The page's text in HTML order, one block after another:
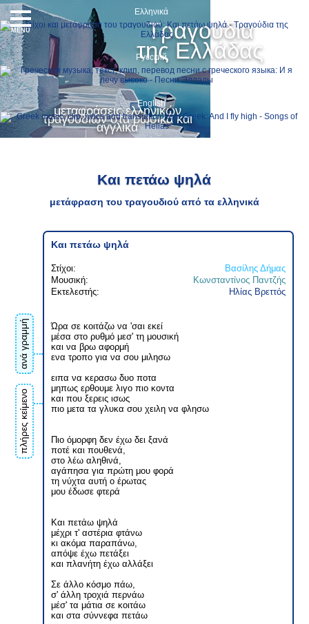
Τραγούδια
της Ελλάδας
μεταφράσεις ελληνικών
τραγουδιών στα ρωσικά και
αγγλικά
Ελληνικά
Русский
English
MENU
Και πετάω ψηλά
μετάφραση του τραγουδιού από τα ελληνικά
ανά γραμμή
πλήρες κείμενο
Και πετάω ψηλά
Στίχοι:
Βασίλης Δήμας
Μουσική:
Κωνσταντίνος Παντζής
Εκτελεστής:
Ηλίας Βρεττός
Ώρα σε κοιτάζω να 'σαι εκεί
μέσα στο ρυθμό μεσ' τη μουσική
και να βρω αφορμή
ενα τροπο για να σου μιλησω
ειπα να κερασω δυο ποτα
μηπως ερθουμε λιγο πιο κοντα
και που ξερεις ισως
πιο μετα τα γλυκα σου χειλη να φλησω
Πιο όμορφη δεν έχω δει ξανά
ποτέ και πουθενά,
στο λέω αληθινά,
αγάπησα για πρώτη μου φορά
τη νύχτα αυτή ο έρωτας
μου έδωσε φτερά
Και πετάω ψηλά
μέχρι τ' αστέρια φτάνω
κι ακόμα παραπάνω,
απόψε έχω πετάξει
και πλανήτη έχω αλλάξει
Σε άλλο κόσμο πάω,
σ' άλλη τροχιά περνάω
μέσ' τα μάτια σε κοιτάω
και στα σύννεφα πετάω